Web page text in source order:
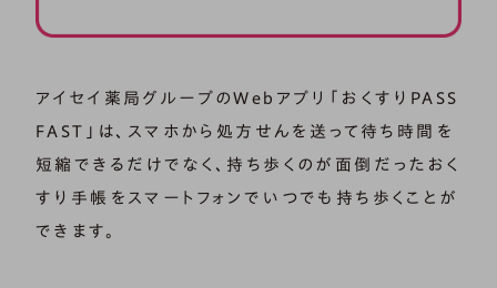
アイセイ薬局グループのWebアプリ「おくすりPASS
FAST」は、スマホから処方せんを送って待ち時間を
短縮できるだけでなく、持ち歩くのが面倒だったおく
すり手帳をスマートフォンでいつでも持ち歩くことが
できます。